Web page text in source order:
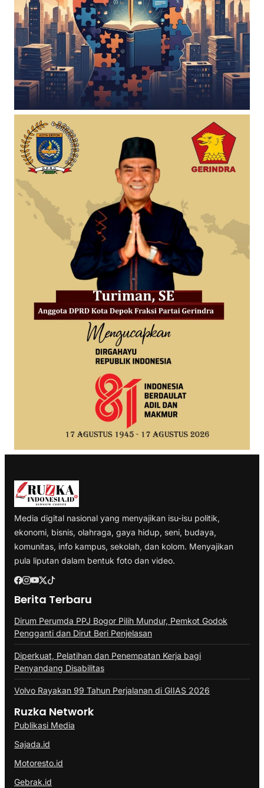
Media digital nasional yang menyajikan isu-isu politik,
ekonomi, bisnis, olahraga, gaya hidup, seni, budaya,
komunitas, info kampus, sekolah, dan kolom. Menyajikan
pula liputan dalam bentuk foto dan video.
Berita Terbaru
Dirum Perumda PPJ Bogor Pilih Mundur, Pemkot Godok
Pengganti dan Dirut Beri Penjelasan
Diperkuat, Pelatihan dan Penempatan Kerja bagi
Penyandang Disabilitas
Volvo Rayakan 99 Tahun Perjalanan di GIIAS 2026
Ruzka Network
Publikasi Media
Sajada.id
Motoresto.id
Gebrak.id